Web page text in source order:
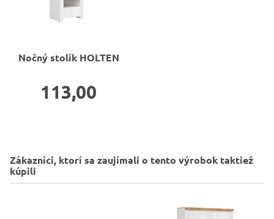
Nočný stolík HOLTEN
113,00
Zákazníci, ktorí sa zaujímali o tento výrobok taktiež
kúpili